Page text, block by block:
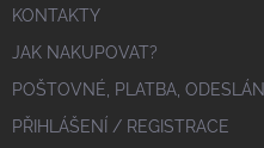
KONTAKTY
JAK NAKUPOVAT?
POŠTOVNÉ, PLATBA, ODESLÁNÍ
PŘIHLÁŠENÍ / REGISTRACE